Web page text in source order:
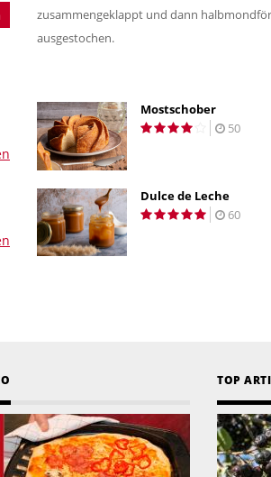
zusammengeklappt und dann
ausgestochen.
Mostschober
50
Dulce de Leche
60
TOP